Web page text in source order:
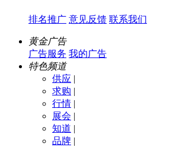
排名推广 意见反馈 联系我们
黄金广告
广告服务 我的广告
特色频道
供应 |
求购 |
行情 |
展会 |
知道 |
品牌 |